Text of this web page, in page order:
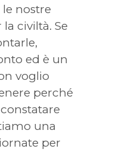
nostre
civiltà. Se
ed è un
voglio
perché
una
per